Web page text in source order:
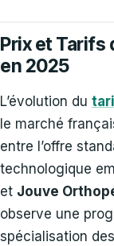
Prix et Tarifs
en 2025
L’évolution du
le marché
entre l’offre
technologique
et Jouve
observe une
spécialisation